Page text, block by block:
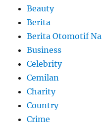
Beauty
Berita
Berita Otomotif
Business
Celebrity
Cemilan
Charity
Country
Crime